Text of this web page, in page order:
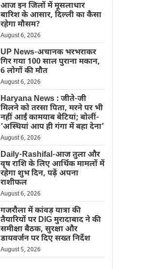
आज इन जिलों में मूसलाधार
बारिश के आसार, दिल्ली का कैसा
रहेगा मौसम?
August 6, 2026
UP News-अचानक भरभराकर
गिर गया 100 साल पुराना मकान,
6 लोगों की मौत
August 6, 2026
Haryana News : जीते-जी
मिलने को तरसा पिता, मरने पर भी
नहीं आईं कामयाब बेटियां; बोलीं-
‘अस्थियां आप ही गंगा में बहा देना’
August 6, 2026
Daily-Rashifal-आज तुला और
वृष राशि के लिए आर्थिक मामलों में
रहेगा शुभ दिन, पढ़ें अपना
राशीफल
August 6, 2026
गजरौला में कांवड़ यात्रा की
तैयारियों पर DIG मुरादाबाद ने की
समीक्षा बैठक, सुरक्षा और
डायवर्जन पर दिए सख्त निर्देश
August 5, 2026